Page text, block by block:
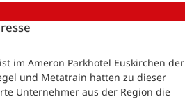
im Ameron Parkhotel Euskirchen der
und Metatrain hatten zu dieser
Unternehmer aus der Region die